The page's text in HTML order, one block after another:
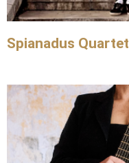
Spianadus Quartet